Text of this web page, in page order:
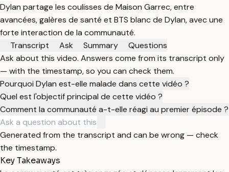
Dylan partage les coulisses de Maison Garrec, entre
avancées, galères de santé et BTS blanc de Dylan, avec une
forte interaction de la communauté.
Transcript
Ask Summary
Questions
Ask about this video. Answers come from its transcript only
— with the timestamp, so you can check them.
Pourquoi Dylan est-elle malade dans cette vidéo ?
Quel est l'objectif principal de cette vidéo ?
Comment la communauté a-t-elle réagi au premier épisode ?
Generated from the transcript and can be wrong — check
the timestamp.
Key Takeaways